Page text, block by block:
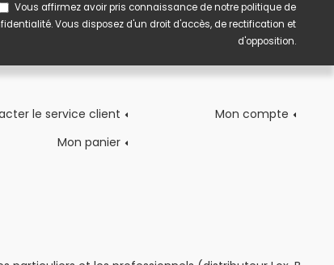
Vous affirmez avoir pris connaissance de notrepolitique de
. Vous disposez d'un droit d'accès, de rectification et
d'opposition.
le service client
Mon compte
Mon panier